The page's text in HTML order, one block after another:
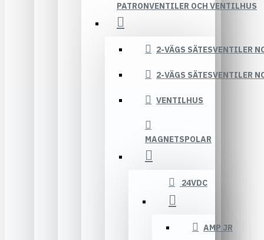
PATRONVENTILER OCH VENTILHUS
2-VÄGS SÄTESVENTILER
2-VÄGS SÄTESVENTILER
VENTILHUS
MAGNETSPOLAR
24VDC
AMP JR